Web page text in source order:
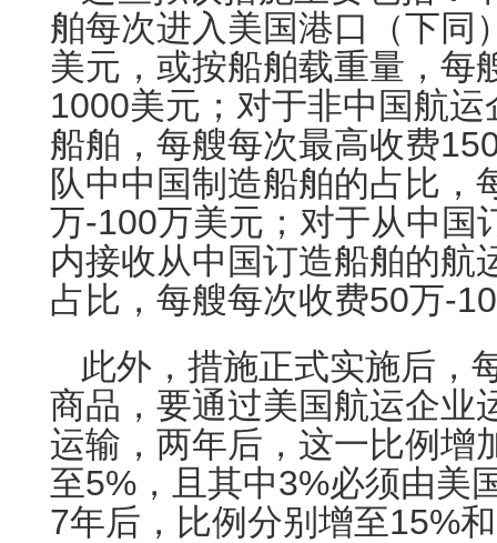
舶每次进入美国港口（下同
美元，或按船舶载重量，每
1000美元；对于非中国航
船舶，每艘每次最高收费
队中中国制造船舶的占比，
万-100万美元；对于从中国
内接收从中国订造船舶的航
占比，每艘每次收费50万-
此外，措施正式实施后，
商品，要通过美国航运企业
运输，两年后，这一比例增
至5%，且其中3%必须由美
7年后，比例分别增至15%